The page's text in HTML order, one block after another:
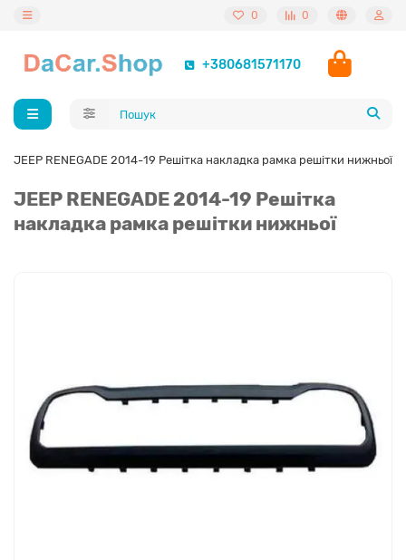
0 0
+380681571170
JEEP RENEGADE 2014-19 Решітка накладка рамка решітки нижньої
JEEP RENEGADE 2014-19 Решітка
накладка рамка решітки нижньої